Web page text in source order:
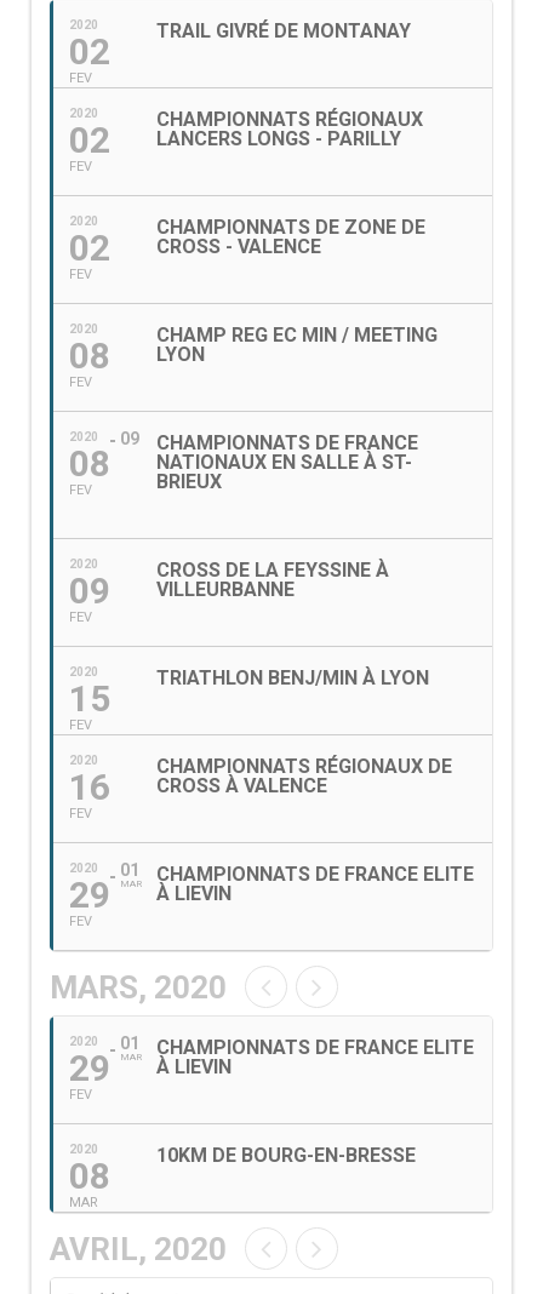
2020
02
FEV
TRAIL GIVRÉ DE MONTANAY
2020
02
FEV
CHAMPIONNATS RÉGIONAUX
LANCERS LONGS - PARILLY
2020
02
FEV
CHAMPIONNATS DE ZONE DE
CROSS - VALENCE
2020
08
FEV
CHAMP REG EC MIN / MEETING
LYON
2020
08
FEV
09
CHAMPIONNATS DE FRANCE
NATIONAUX EN SALLE À ST-
BRIEUX
2020
09
FEV
CROSS DE LA FEYSSINE À
VILLEURBANNE
2020
15
FEV
TRIATHLON BENJ/MIN À LYON
2020
16
FEV
CHAMPIONNATS RÉGIONAUX DE
CROSS À VALENCE
2020
29
FEV
01
MAR
CHAMPIONNATS DE FRANCE ELITE
À LIEVIN
MARS, 2020
2020
29
FEV
01
MAR
CHAMPIONNATS DE FRANCE ELITE
À LIEVIN
2020
08
MAR
10KM DE BOURG-EN-BRESSE
AVRIL, 2020